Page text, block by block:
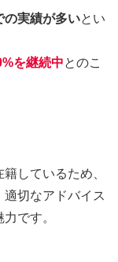
の実績が多いとい
を継続中とのこ
しているため、
切なアドバイス
です。